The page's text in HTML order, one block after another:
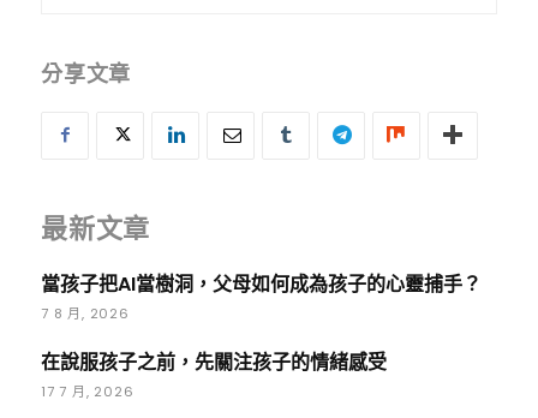
分享文章
最新文章
當孩子把AI當樹洞，父母如何成為孩子的心靈捕手？
7 8 月, 2026
在說服孩子之前，先關注孩子的情緒感受
17 7 月, 2026